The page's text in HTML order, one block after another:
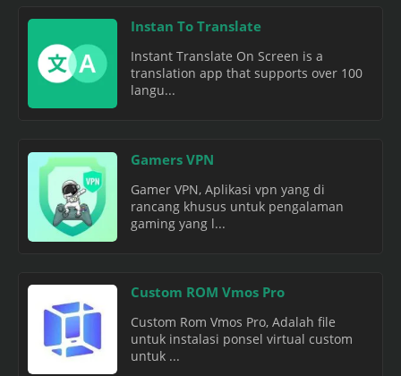
Instan To Translate
Instant Translate On Screen is a
translation app that supports over 100
langu...
Gamers VPN
Gamer VPN, Aplikasi vpn yang di
rancang khusus untuk pengalaman
gaming yang l...
Custom ROM Vmos Pro
Custom Rom Vmos Pro, Adalah file
untuk instalasi ponsel virtual custom
untuk ...